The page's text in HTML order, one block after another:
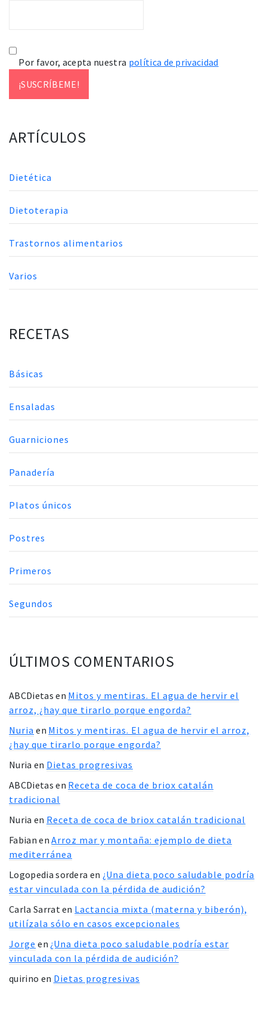
Por favor, acepta nuestra política de privacidad
ARTÍCULOS
Dietética
Dietoterapia
Trastornos alimentarios
Varios
RECETAS
Básicas
Ensaladas
Guarniciones
Panadería
Platos únicos
Postres
Primeros
Segundos
ÚLTIMOS COMENTARIOS
ABCDietas en Mitos y mentiras. El agua de hervir el
arroz, ¿hay que tirarlo porque engorda?
Nuria en Mitos y mentiras. El agua de hervir el arroz,
¿hay que tirarlo porque engorda?
Nuria en Dietas progresivas
ABCDietas en Receta de coca de briox catalán
tradicional
Nuria en Receta de coca de briox catalán tradicional
Fabian enArroz mar y montaña: ejemplo de dieta
mediterránea
Logopedia sordera en ¿Una dieta poco saludable podría
estar vinculada con la pérdida de audición?
Carla Sarraten Lactancia mixta (materna y biberón),
utilízala sólo en casos excepcionales
Jorge en ¿Una dieta poco saludable podría estar
vinculada con la pérdida de audición?
quirino en Dietas progresivas